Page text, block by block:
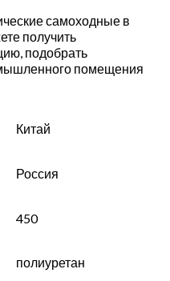
самоходные в
получить
подобрать
помещения
Китай
Россия
450
полиуретан